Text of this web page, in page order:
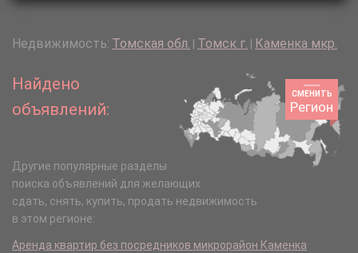
Недвижимость: Томская обл. Томск г. Каменка мкр.
СМЕНИТЬ
Регион
Найдено
объявлений:
Другие популярные разделы
поиска объявлений для желающих
сдать, снять, купить, продать недвижимость
в этом регионе:
Аренда квартир без посредников микрорайон Каменка